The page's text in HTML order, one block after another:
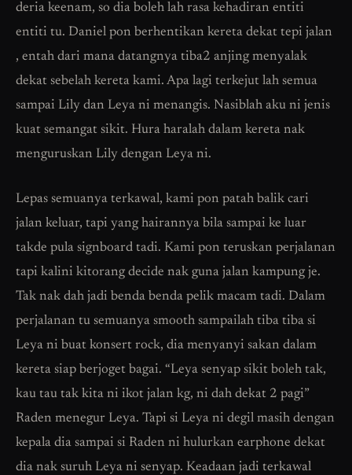
deria keenam, so dia boleh lah rasa kehadiran entiti
entiti tu. Daniel pon berhentikan kereta dekat tepi jalan
, entah dari mana datangnya tiba2 anjing menyalak
dekat sebelah kereta kami. Apa lagi terkejut lah semua
sampai Lily dan Leya ni menangis. Nasiblah aku ni jenis
kuat semangat sikit. Hura haralah dalam kereta nak
menguruskan Lily dengan Leya ni.
Lepas semuanya terkawal, kami pon patah balik cari
jalan keluar, tapi yang hairannya bila sampai ke luar
takde pula signboard tadi. Kami pon teruskan perjalanan
tapi kalini kitorang decide nak guna jalan kampung je.
Tak nak dah jadi benda benda pelik macam tadi. Dalam
perjalanan tu semuanya smooth sampailah tiba tiba si
Leya ni buat konsert rock, dia menyanyi sakan dalam
kereta siap berjoget bagai. “Leya senyap sikit boleh tak,
kau tau tak kita ni ikot jalan kg, ni dah dekat 2 pagi”
Raden menegur Leya. Tapi si Leya ni degil masih dengan
kepala dia sampai si Raden ni hulurkan earphone dekat
dia nak suruh Leya ni senyap. Keadaan jadi terkawal